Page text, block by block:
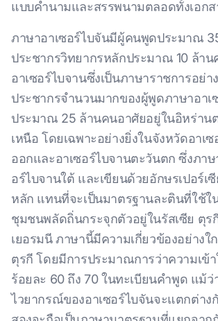
แบบคํานามและสรรพนามตลอดทั้งเอกส
ภาษาอาเซอร์ไบจันมีผู้คนพูดประมาณ
ประชากรวิทยากรหลักประมาณ 10 ล้า
อาเซอร์ไบจานซึ่งเป็นภาษาราชการอย่า
ประชากรจํานวนมากของผู้พูดภาษาอาเ
ประมาณ 25 ล้านคนอาศัยอยู่ในอิหร่าน
เหนือ โดยเฉพาะอย่างยิ่งในจังหวัดอาเ
ออกและอาเซอร์ไบจานตะวันตก ซึ่งภาษ
อร์ไบจานใต้ และเขียนด้วยอักษรเปอร์เ
หลัก แทนที่จะเป็นมาตรฐานละตินที่ใช้ใ
ชุมชนพลัดถิ่นกระจุกตัวอยู่ในรัสเซีย ตุร
เยอรมนี ภาษานี้มีความเกี่ยวข้องอย่าง
ตุรกี โดยมีการประมาณการว่าความเข้
ร้อยละ 60 ถึง 70 ในทะเบียนคําพูด แม้
ไวยากรณ์ของอาเซอร์ไบจันจะแตกต่าง